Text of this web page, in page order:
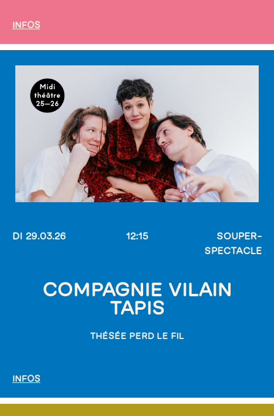
INFOS
DI 29.03.26 12:15
SOUPER-
SPECTACLE
COMPAGNIE VILAIN
TAPIS
THÉSÉE PERD LE FIL
INFOS